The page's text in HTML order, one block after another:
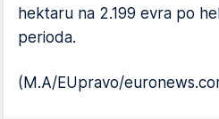
hektaru na 2.199 evra po
perioda.
(M.A/EUpravo/